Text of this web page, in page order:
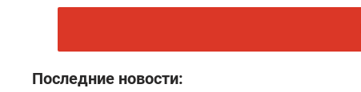
Последние новости: